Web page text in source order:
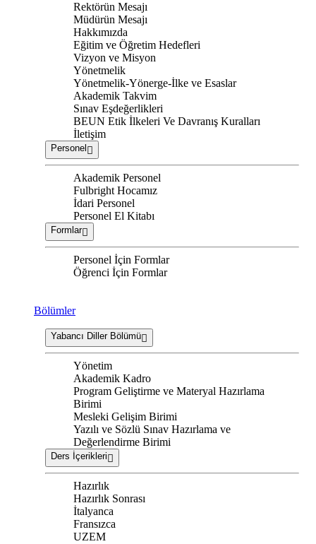
Rektörün Mesajı
Müdürün Mesajı
Hakkımızda
Eğitim ve Öğretim Hedefleri
Vizyon ve Misyon
Yönetmelik
Yönetmelik-Yönerge-İlke ve Esaslar
Akademik Takvim
Sınav Eşdeğerlikleri
BEUN Etik İlkeleri Ve Davranış Kuralları
İletişim
Personel
Akademik Personel
Fulbright Hocamız
İdari Personel
Personel El Kitabı
Formlar
Personel İçin Formlar
Öğrenci İçin Formlar
Bölümler
Yabancı Diller Bölümü
Yönetim
Akademik Kadro
Program Geliştirme ve Materyal Hazırlama
Birimi
Mesleki Gelişim Birimi
Yazılı ve Sözlü Sınav Hazırlama ve
Değerlendirme Birimi
Ders İçerikleri
Hazırlık
Hazırlık Sonrası
İtalyanca
Fransızca
UZEM